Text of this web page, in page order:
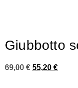
Giubbotto
69,00€ 55,20 €